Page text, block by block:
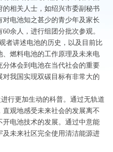
相关人士，如绍兴市委副秘书
电池知之甚少的青少年及家长
余人，进行组团分批次参观。
讲述电池的历史，以及目前比
燃料电池的工作原理及未来电
体会到电池在当代社会的重要
我国实现双碳目标有非常大的
行更加生动的科普。通过无轨道
观地感受未来社会的发展离不
电池技术的发展。通过中意能
未来社区完全使用清洁能源进